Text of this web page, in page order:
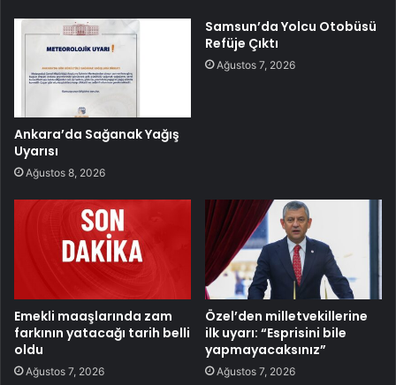
Ankara’da Sağanak Yağış
Uyarısı
Ağustos 8, 2026
Samsun’da Yolcu Otobüsü
Refüje Çıktı
Ağustos 7, 2026
Emekli maaşlarında zam
farkının yatacağı tarih belli
oldu
Ağustos 7, 2026
Özel’den milletvekillerine
ilk uyarı: “Esprisini bile
yapmayacaksınız”
Ağustos 7, 2026